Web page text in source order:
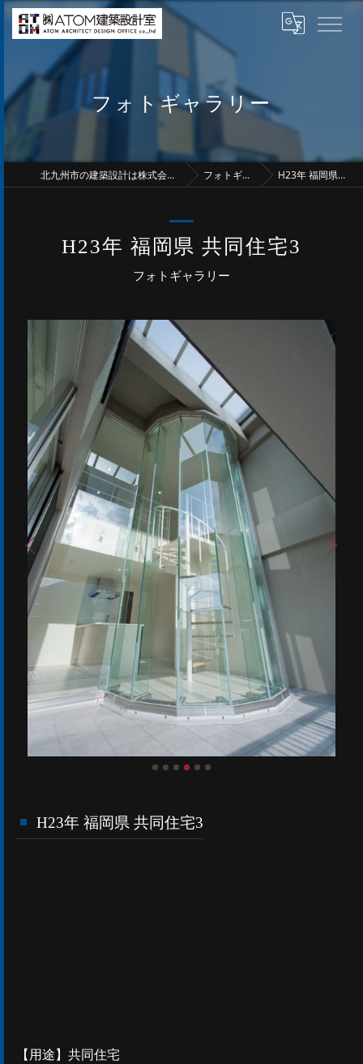
フォトギャラリー
北九州市の建築設計は株式会社アトム建築設計室 フォトギャラリー H23年 福岡県 共同住宅3
フォトギャラリー
H23年 福岡県 共同住宅3
H23年 福岡県 共同住宅3
【用途】共同住宅